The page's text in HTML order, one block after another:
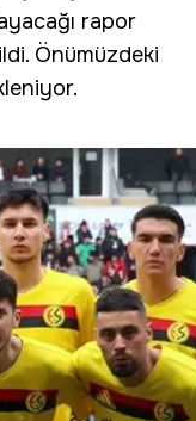
rapor
Önümüzdeki